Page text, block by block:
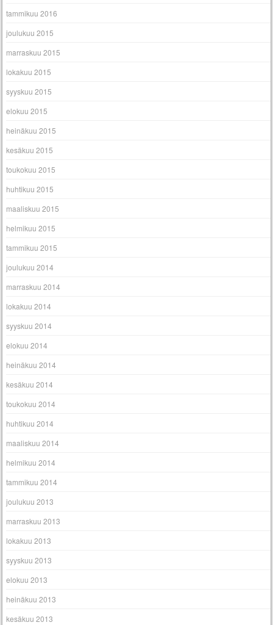
tammikuu 2016
joulukuu 2015
marraskuu 2015
lokakuu 2015
syyskuu 2015
elokuu 2015
heinäkuu 2015
kesäkuu 2015
toukokuu 2015
huhtikuu 2015
maaliskuu 2015
helmikuu 2015
tammikuu 2015
joulukuu 2014
marraskuu 2014
lokakuu 2014
syyskuu 2014
elokuu 2014
heinäkuu 2014
kesäkuu 2014
toukokuu 2014
huhtikuu 2014
maaliskuu 2014
helmikuu 2014
tammikuu 2014
joulukuu 2013
marraskuu 2013
lokakuu 2013
syyskuu 2013
elokuu 2013
heinäkuu 2013
kesäkuu 2013